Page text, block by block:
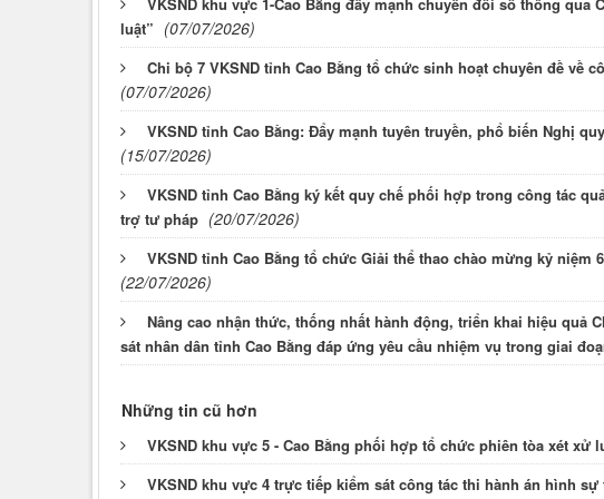
VKSND khu vực 1-Cao Bằng đẩy mạnh chuyển đổi số thông
luật” (07/07/2026)
Chi bộ 7 VKSND tỉnh Cao Bằng tổ chức sinh hoạt chuyên đề về
(07/07/2026)
VKSND tỉnh Cao Bằng: Đẩy mạnh tuyên truyền, phổ biến Nghị
(15/07/2026)
VKSND tỉnh Cao Bằng ký kết quy chế phối hợp trong công tác
trợ tư pháp (20/07/2026)
VKSND tỉnh Cao Bằng tổ chức Giải thể thao chào mừng kỷ niệm
(22/07/2026)
Nâng cao nhận thức, thống nhất hành động, triển khai hiệu quả
sát nhân dân tỉnh Cao Bằng đáp ứng yêu cầu nhiệm vụ trong giai
Những tin cũ hơn
VKSND khu vực 5 - Cao Bằng phối hợp tổ chức phiên tòa xét xử
VKSND khu vực 4 trực tiếp kiểm sát công tác thi hành án hình